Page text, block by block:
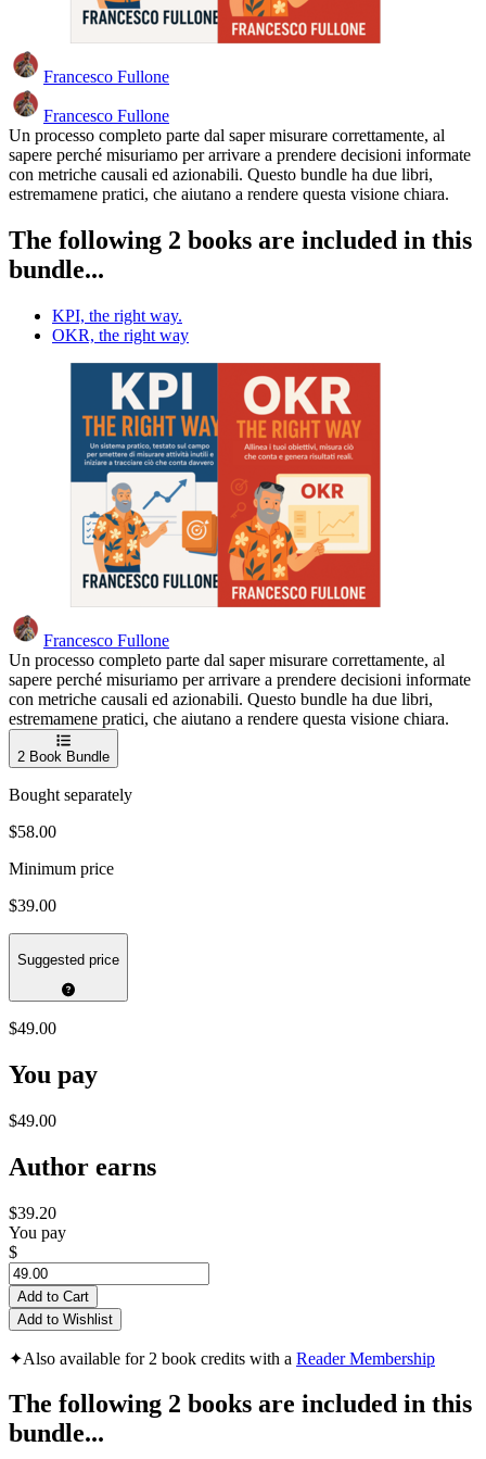
Francesco Fullone
Francesco Fullone
Un processo completo parte dal saper misurare correttamente, al
sapere perché misuriamo per arrivare a prendere decisioni informate
con metriche causali ed azionabili. Questo bundle ha due libri,
estremamene pratici, che aiutano a rendere questa visione chiara.
The following 2 books are included in this
bundle...
KPI, the right way.
OKR, the right way
Francesco Fullone
Un processo completo parte dal saper misurare correttamente, al
sapere perché misuriamo per arrivare a prendere decisioni informate
con metriche causali ed azionabili. Questo bundle ha due libri,
estremamene pratici, che aiutano a rendere questa visione chiara.
2 Book Bundle
Bought separately
$58.00
Minimum price
$39.00
Suggested price
$49.00
You pay
$49.00
Author earns
$39.20
You pay
$
Add to Cart
Add to Wishlist
✦Also available for 2 book credits with a Reader Membership
The following 2 books are included in this
bundle...